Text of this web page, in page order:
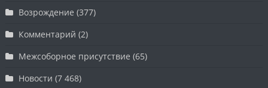
Возрождение (377)
Комментарий (2)
Межсоборное присутствие (65)
Новости (7 468)